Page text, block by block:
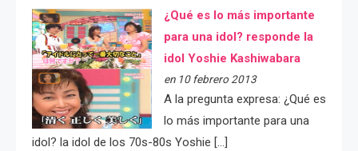
¿Qué es lo más importante
para una idol? responde la
idol Yoshie Kashiwabara
en 10 febrero 2013
A la pregunta expresa: ¿Qué es
lo más importante para una
idol? la idol de los 70s-80s Yoshie […]